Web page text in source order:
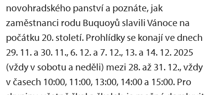
novohradského panství a poznáte, jak
zaměstnanci rodu Buquoyů slavili Vánoce na
počátku 20. století. Prohlídky se konají ve dnech
29. 11. a 30. 11., 6. 12. a 7. 12., 13. a 14. 12. 2025
(vždy v sobotu a neděli) mezi 28. až 31. 12., vždy
v časech 10:00, 11:00, 13:00, 14:00 a 15:00. Pro